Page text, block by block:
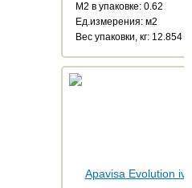
М2 в упаковке: 0.62
Ед.измерения: м2
Веc упаковки, кг: 12.854